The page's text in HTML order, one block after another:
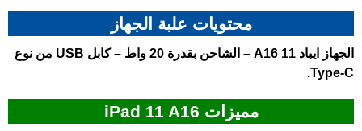
محتويات علبة الجهاز
الجهاز ايباد 11 A16 – الشاحن بقدرة 20 واط – كابل USB من نوع
Type-C.
مميزات iPad 11 A16